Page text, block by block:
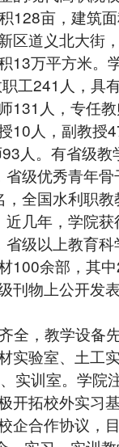
128亩，建筑
区道义北大街
13万平方米。
工241人，具
131人，专任
10人，副教授
人。有省级
级优秀青年
，全国水利职
几年，学院
省级以上教育
100余部，其
刊物上公开发
全，教学设备
实验室、土工
实训室。学院
开拓校外实习
企合作协议，